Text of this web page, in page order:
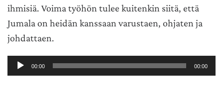
ihmisiä. Voima työhön tulee kuitenkin siitä, että
Jumala on heidän kanssaan varustaen, ohjaten ja
johdattaen.
Äänitoistin00:00 00:00